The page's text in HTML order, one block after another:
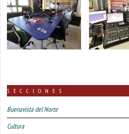
SECCIONES
Buenavista del Norte
Cultura